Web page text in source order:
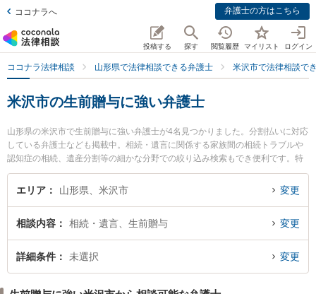
ココナラへ 弁護士の方はこちら
投稿する 探す 閲覧履歴 マイリスト ログイン
ココナラ法律相談 山形県で法律相談できる弁護士 米沢市で法律相談で
米沢市の生前贈与に強い弁護士
山形県の米沢市で生前贈与に強い弁護士が4名見つかりました。分割払いに対応
している弁護士なども掲載中。相続・遺言に関係する家族間の相続トラブルや
認知症の相続、遺産分割等の細かな分野での絞り込み検索もでき便利です。特
に長岡克典法律事務所の長岡 克典弁護士やべに花法律事務所の東海林 寛子弁護
士、米沢舞鶴法律事務所の遠藤 正紀弁護士のプロフィール情報や弁護士費用、
な近くの弁護士を検索したい』『初回相談無料で生前贈与を法律相談できる米
沢市内の弁護士に相談予約したい』などでお困りの相談者さんにおすすめで
す。
エリア 山形県、米沢市 変更
相談内容 相続・遺言、生前贈与 変更
詳細条件 未選択 変更